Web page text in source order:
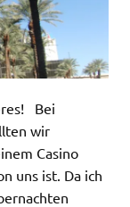
Bei
wir
Casino
uns ist. Da ich